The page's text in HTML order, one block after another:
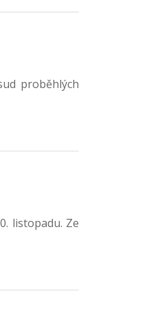
proběhlých
listopadu. Ze